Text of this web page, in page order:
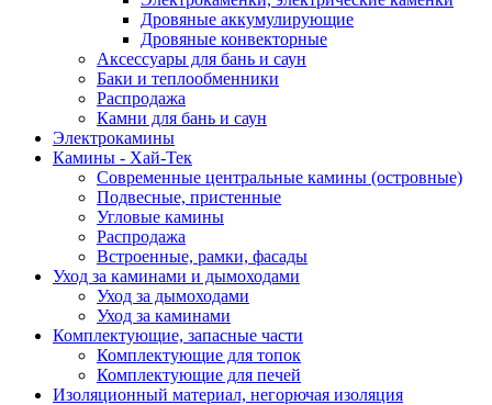
Дровяные аккумулирующие
Дровяные конвекторные
Аксессуары для бань и саун
Баки и теплообменники
Распродажа
Камни для бань и саун
Электрокамины
Камины - Хай-Тек
Современные центральные камины (островные)
Подвесные, пристенные
Угловые камины
Распродажа
Встроенные, рамки, фасады
Уход за каминами и дымоходами
Уход за дымоходами
Уход за каминами
Комплектующие, запасные части
Комплектующие для топок
Комплектующие для печей
Изоляционный материал, негорючая изоляция